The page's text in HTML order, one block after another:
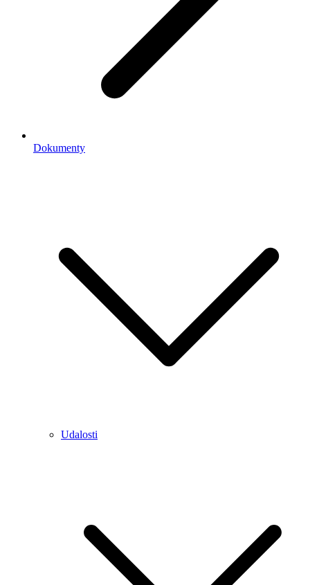
Dokumenty
Udalosti